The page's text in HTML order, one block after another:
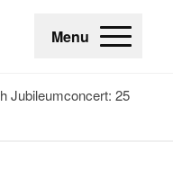
Menu
Jubileumconcert: 25